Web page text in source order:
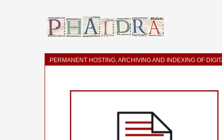
PERMANENT HOSTING, ARCHIVING AND INDEXING OF